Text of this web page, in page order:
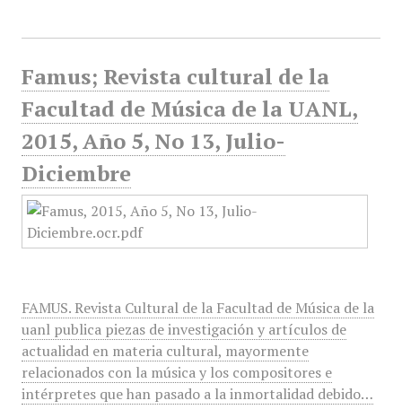
Famus; Revista cultural de la
Facultad de Música de la UANL,
2015, Año 5, No 13, Julio-
Diciembre
FAMUS. Revista Cultural de la Facultad de Música de la
uanl publica piezas de investigación y artículos de
actualidad en materia cultural, mayormente
relacionados con la música y los compositores e
intérpretes que han pasado a la inmortalidad debido…